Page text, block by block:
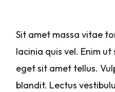
Sit amet massa vitae
lacinia quis vel. Enim
eget sit amet tellus.
blandit. Lectus